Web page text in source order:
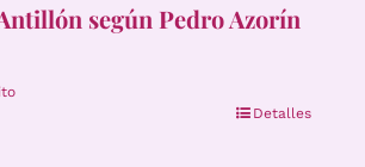
según Pedro Azorín
Detalles